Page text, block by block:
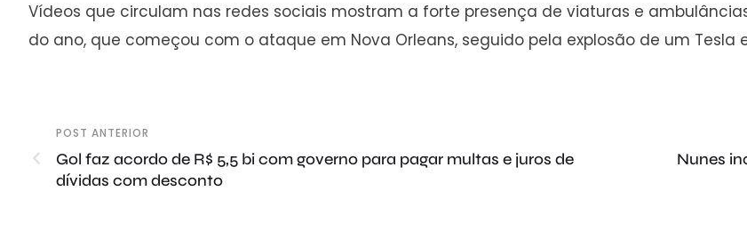
Vídeos que circulam nas redes sociais mostram a forte presença de viaturas e
do ano, que começou com o ataque em Nova Orleans, seguido pela explosão de um Tesla
POST ANTERIOR
Gol faz acordo de R$ 5,5 bi com governo para pagar multas e juros de
dívidas com desconto
Nunes